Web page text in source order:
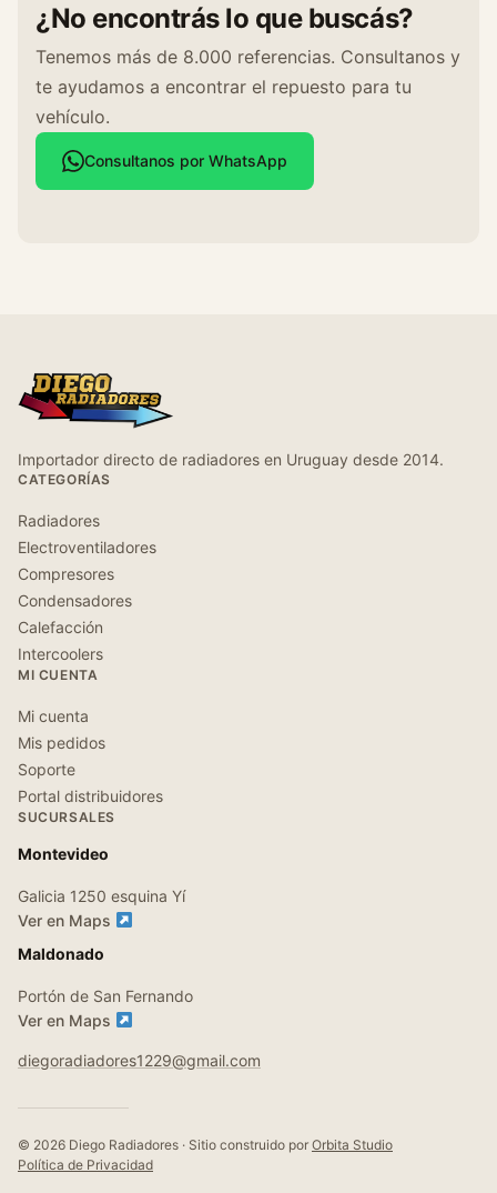
¿No encontrás lo que buscás?
Tenemos más de 8.000 referencias. Consultanos y
te ayudamos a encontrar el repuesto para tu
vehículo.
Consultanos por WhatsApp
Importador directo de radiadores en Uruguay desde 2014.
CATEGORÍAS
Radiadores
Electroventiladores
Compresores
Condensadores
Calefacción
Intercoolers
MI CUENTA
Mi cuenta
Mis pedidos
Soporte
Portal distribuidores
SUCURSALES
Montevideo
Galicia 1250 esquina Yí
Ver en Maps
Maldonado
Portón de San Fernando
Ver en Maps
diegoradiadores1229@gmail.com
© 2026 Diego Radiadores · Sitio construido por Orbita Studio
Política de Privacidad